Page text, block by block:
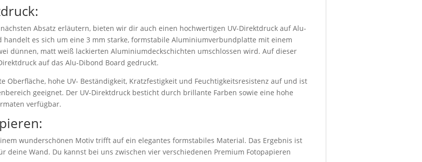
Absatz erläutern, bieten wir dir auch einen hochwertigen UV-Direktdruck auf Alu-
handelt es sich um eine 3 mm starke, formstabile Aluminiumverbundplatte mit einem
dünnen, matt weiß lackierten Aluminiumdeckschichten umschlossen wird. Auf dieser
auf das Alu-Dibond Board gedruckt.
Oberfläche, hohe UV- Beständigkeit, Kratzfestigkeit und Feuchtigkeitsresistenz auf und ist
geeignet. Der UV-Direktdruck besticht durch brillante Farben sowie eine hohe
verfügbar.
wunderschönen Motiv trifft auf ein elegantes formstabiles Material. Das Ergebnis ist
deine Wand. Du kannst bei uns zwischen vier verschiedenen Premium Fotopapieren